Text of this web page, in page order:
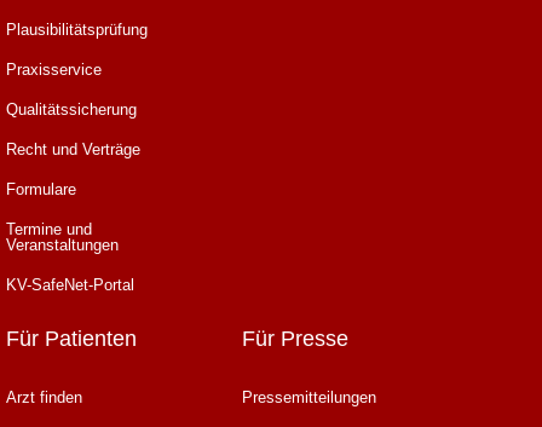
Plausibilitätsprüfung
Praxisservice
Qualitätssicherung
Recht und Verträge
Formulare
Termine und
Veranstaltungen
KV-SafeNet-Portal
Für Patienten
Arzt finden
Für Presse
Pressemitteilungen